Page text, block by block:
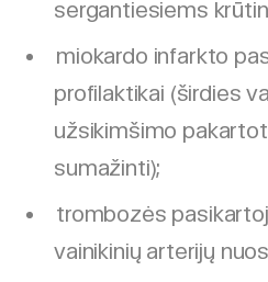
sergantiesiems
miokardo infarkto
profilaktikai (širdies
užsikimšimo
sumažinti);
trombozės
vainikinių arterijų